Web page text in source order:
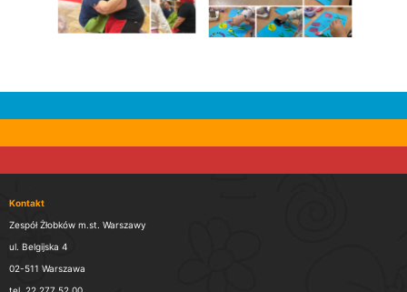
Kontakt
Zespół Żłobków m.st. Warszawy
ul. Belgijska 4
02-511 Warszawa